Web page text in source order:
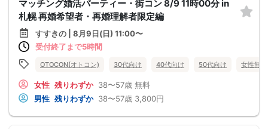
マッチング婚活パーティー・街コン 8/9 11時00分 in
札幌 再婚希望者・再婚理解者限定編
すすきの | 8月9日(日) 11:00〜
受付終了まで5時間
OTOCON(オトコン) 30代向け 40代向け 50代向け 女性無料
女性 残りわずか 38〜57歳 無料
男性 残りわずか 38〜57歳 3,800円